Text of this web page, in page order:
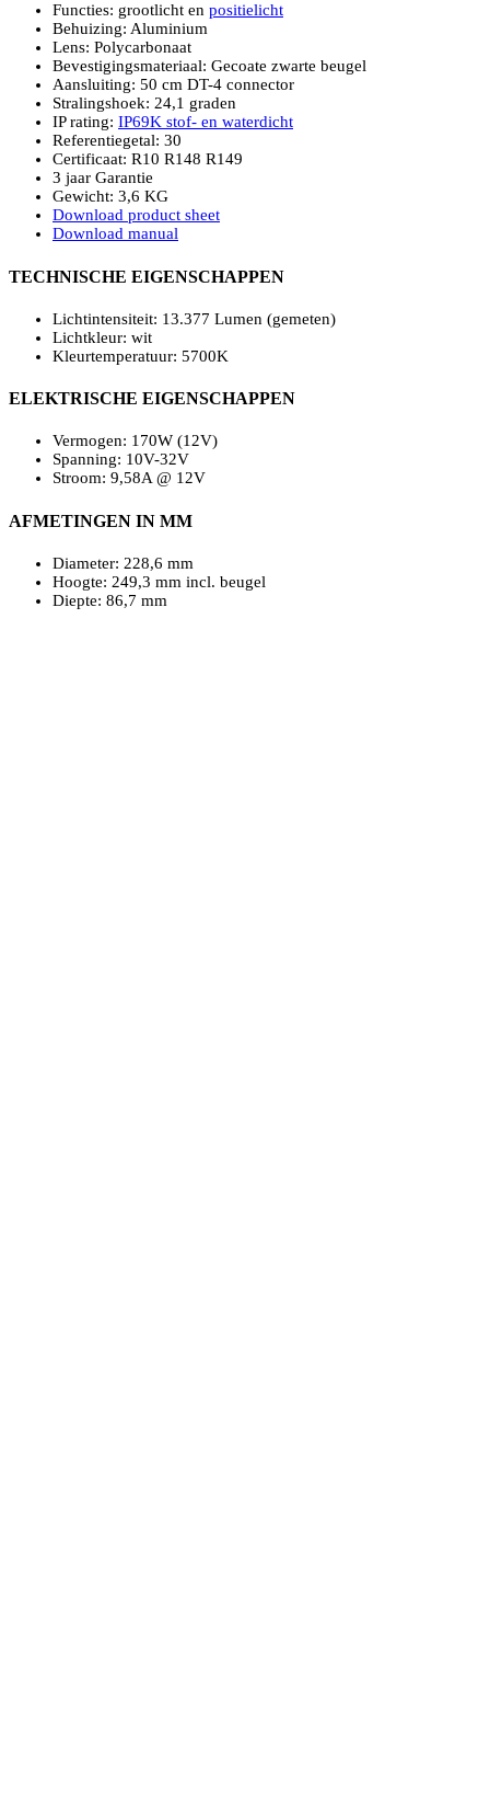
Functies: grootlicht en positielicht
Behuizing: Aluminium
Lens: Polycarbonaat
Bevestigingsmateriaal: Gecoate zwarte beugel
Aansluiting: 50 cm DT-4 connector
Stralingshoek: 24,1 graden
IP rating: IP69K stof- en waterdicht
Referentiegetal: 30
Certificaat: R10 R148 R149
3 jaar Garantie
Gewicht: 3,6 KG
Download product sheet
Download manual
TECHNISCHE EIGENSCHAPPEN
Lichtintensiteit: 13.377 Lumen (gemeten)
Lichtkleur: wit
Kleurtemperatuur: 5700K
ELEKTRISCHE EIGENSCHAPPEN
Vermogen: 170W (12V)
Spanning: 10V-32V
Stroom: 9,58A @ 12V
AFMETINGEN IN MM
Diameter: 228,6 mm
Hoogte: 249,3 mm incl. beugel
Diepte: 86,7 mm